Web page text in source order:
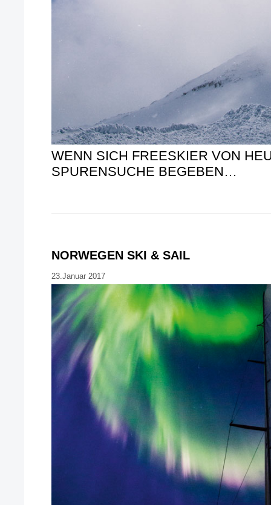
WENN SICH FREESKIER VON
SPURENSUCHE BEGEBEN…
NORWEGEN SKI & SAIL
23.Januar 2017